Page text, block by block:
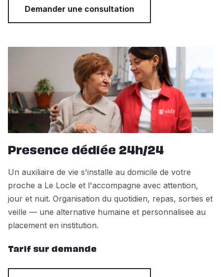
Demander une consultation
Presence dédiée 24h/24
Un auxiliaire de vie s'installe au domicile de votre
proche a Le Locle et l'accompagne avec attention,
jour et nuit. Organisation du quotidien, repas, sorties et
veille — une alternative humaine et personnalisee au
placement en institution.
Tarif sur demande